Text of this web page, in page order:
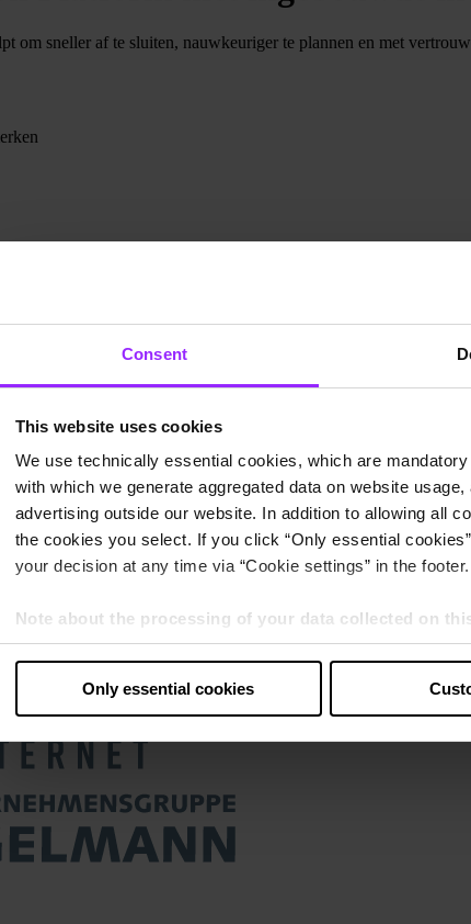
Consent
This website uses cookies
We use technically essential cookies, which are
with which we generate aggregated data on website
advertising outside our website. In addition to allowing all
the cookies you select. If you click “Only essential
your decision at any time via “Cookie settings” in the footer.
Note about the processing of your data collected on
By clicking “Allow all cookies” you also agree that your
judges the USA to be a country with a level of data
that your data may be processed by US authorities.
Only essential cookies
om sneller af te sluiten, nauwkeuriger te plannen en met